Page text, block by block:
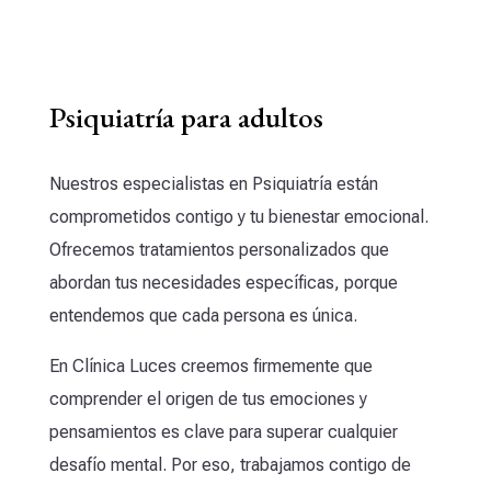
Psiquiatría para adultos
Nuestros especialistas en Psiquiatría están
comprometidos contigo y tu bienestar emocional.
Ofrecemos tratamientos personalizados que
abordan tus necesidades específicas, porque
entendemos que cada persona es única.
En Clínica Luces creemos firmemente que
comprender el origen de tus emociones y
pensamientos es clave para superar cualquier
desafío mental. Por eso, trabajamos contigo de